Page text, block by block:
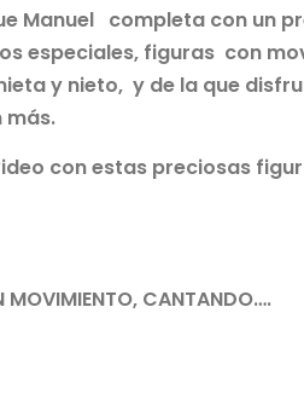
Manuel completa con un
especiales, figuras con
y nieto, y de la que
más.
con estas preciosas
MOVIMIENTO, CANTANDO….